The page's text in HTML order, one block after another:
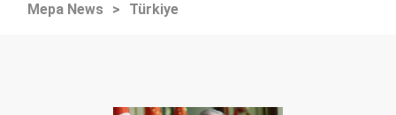
Mepa News > Türkiye